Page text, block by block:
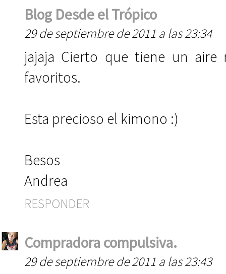
Blog Desde el Trópico
29 de septiembre de 2011 a las 23:34
jajaja Cierto que tiene un
favoritos.
Esta precioso el kimono :)
Besos
Andrea
RESPONDER
Compradora compulsiva.
29 de septiembre de 2011 a las 23:43